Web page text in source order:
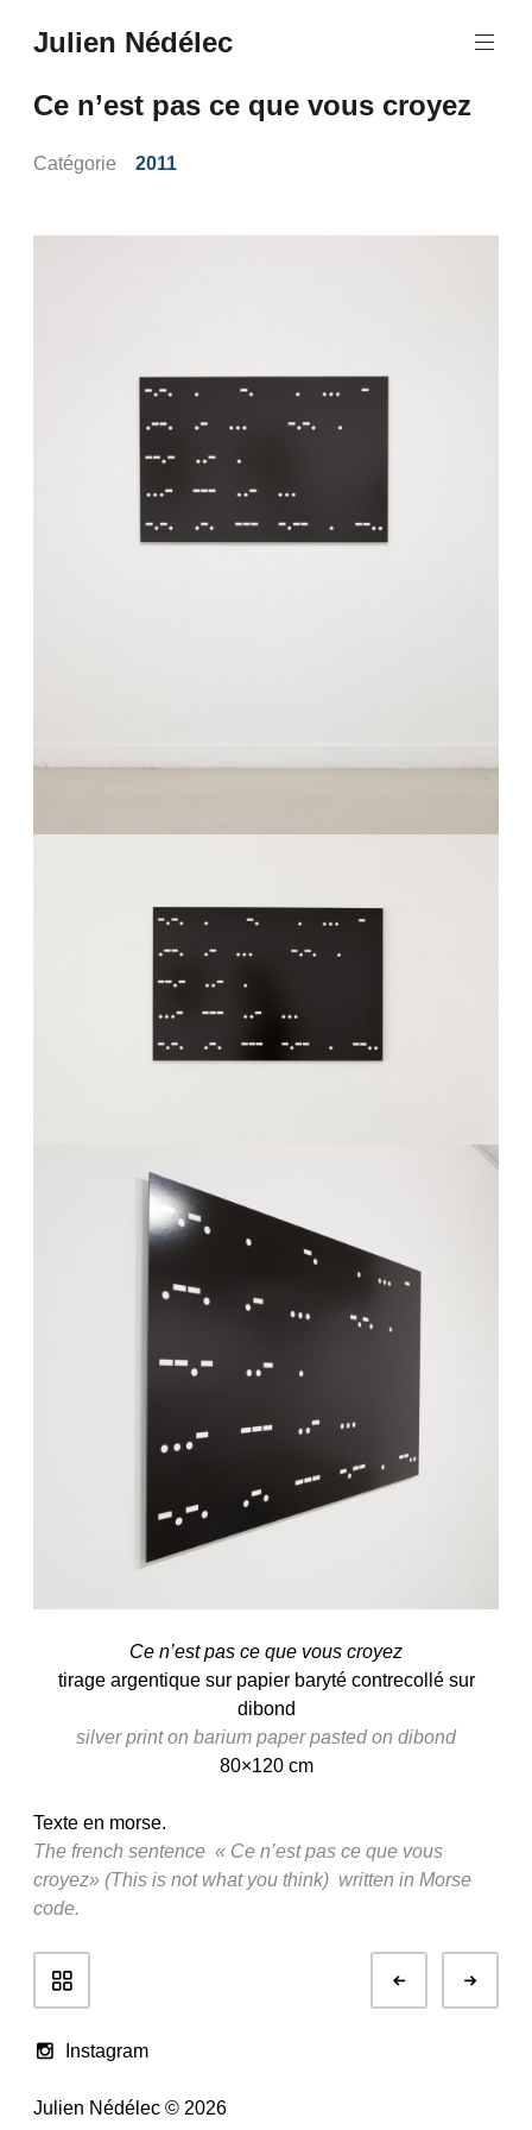
au
principal
Julien Nédélec
Ce n’est pas ce que vous croyez
Catégorie 2011
Ce n’est pas ce que vous croyez
tirage argentique sur papier baryté contrecollé sur
dibond
silver print on barium paper pasted on dibond
80×120 cm
Texte en morse.
The french sentence « Ce n’est pas ce que vous
croyez» (This is not what you think) written in Morse
code.
de
Portfolio
Instagram
Julien Nédélec © 2026